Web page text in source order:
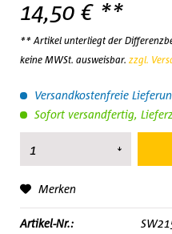
14,50 € **
** Artikel unterliegt der
keine MWSt. ausweisbar. zzgl.
Versandkostenfreie
Sofort versandfertig,
Merken
Artikel-Nr.: